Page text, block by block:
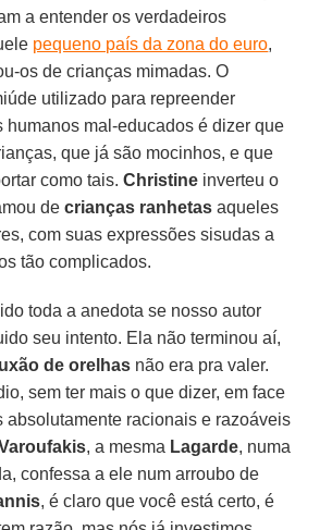
a entender os verdadeiros
pequeno país da zona do euro,
os de crianças mimadas. O
utilizado para repreender
humanos mal-educados é dizer que
que já são mocinhos, e que
como tais.Christine inverteu o
decrianças ranhetas aqueles
com suas expressões sisudas a
tão complicados.
toda a anedota se nosso autor
seu intento. Ela não terminou aí,
de orelhas não era pra valer.
sem ter mais o que dizer, em face
absolutamente racionais e razoáveis
, a mesma Lagarde, numa
confessa a ele num arroubo de
, é claro que você está certo, é